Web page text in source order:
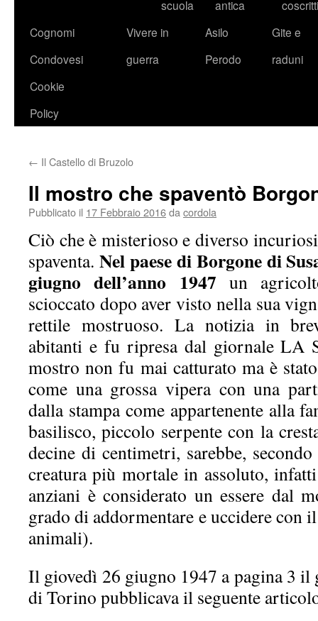
scuola
antica
coscritti
Cognomi
Condovesi
Vivere in
guerra
Asilo
Perodo
Gite e
raduni
Cookie
Policy
← Il Castello di Bruzolo
Il mostro che spaventò
Pubblicato il 17 Febbraio 2016da cordola
Ciò che è misterioso e diverso
spaventa. Nel paese di Borgone di
giugno dell’anno 1947 un
scioccato dopo aver visto nella sua
rettile mostruoso. La notizia in
abitanti e fu ripresa dal giornale LA
mostro non fu mai catturato ma è
come una grossa vipera con una
dalla stampa come appartenente alla
basilisco, piccolo serpente con la
decine di centimetri, sarebbe,
creatura più mortale in assoluto,
anziani è considerato un essere dal
grado di addormentare e uccidere con
animali).
Il giovedì 26 giugno 1947 a pagina 3
di Torino pubblicava il seguente